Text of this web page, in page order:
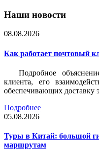
Наши новости
08.08.2026
Как работает почтовый
Подробное
клиента, его
обеспечивающих доставку
Подробнее
05.08.2026
Туры в Китай: большой
маршрутам